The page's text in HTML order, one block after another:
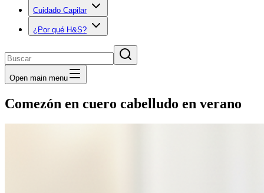
Cuidado Capilar
¿Por qué H&S?
Open main menu
Comezón en cuero cabelludo en verano